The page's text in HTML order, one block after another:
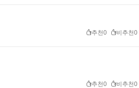
추천0 비추천0
추천0 비추천0